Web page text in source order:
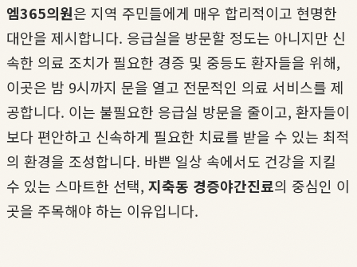
엠365의원은 지역 주민들에게 매우 합리적이고 현명한
대안을 제시합니다. 응급실을 방문할 정도는 아니지만 신
속한 의료 조치가 필요한 경증 및 중등도 환자들을 위해,
이곳은 밤 9시까지 문을 열고 전문적인 의료 서비스를 제
공합니다. 이는 불필요한 응급실 방문을 줄이고, 환자들이
보다 편안하고 신속하게 필요한 치료를 받을 수 있는 최적
의 환경을 조성합니다. 바쁜 일상 속에서도 건강을 지킬
수 있는 스마트한 선택, 지축동 경증야간진료의 중심인 이
곳을 주목해야 하는 이유입니다.